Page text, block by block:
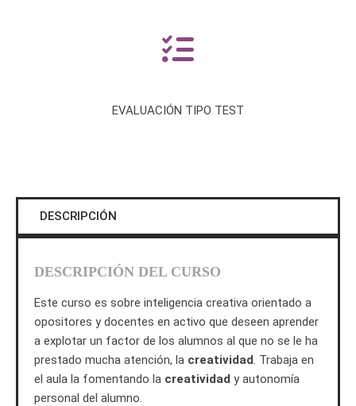
EVALUACIÓN TIPO TEST
DESCRIPCIÓN
DESCRIPCIÓN DEL CURSO
Este curso es sobre inteligencia creativa orientado a
opositores y docentes en activo que deseen aprender
a explotar un factor de los alumnos al que no se le ha
prestado mucha atención, la creatividad. Trabaja en
el aula la fomentando la creatividad y autonomía
personal del alumno.